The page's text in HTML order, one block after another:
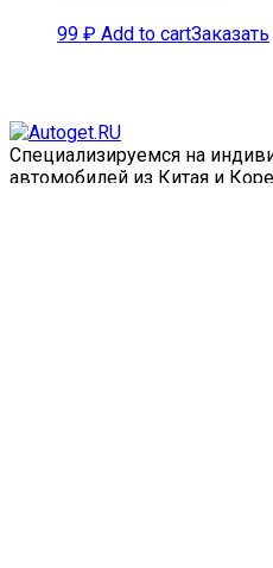
99 ₽ Add to cartЗаказать
Специализируемся на
автомобилей из Китая и